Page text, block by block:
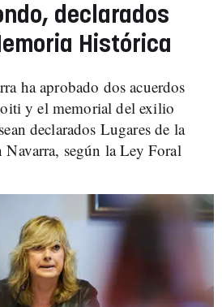
declarados
Histórica
ha aprobado dos acuerdos
y el memorial del exilio
declarados Lugares de la
según la Ley Foral